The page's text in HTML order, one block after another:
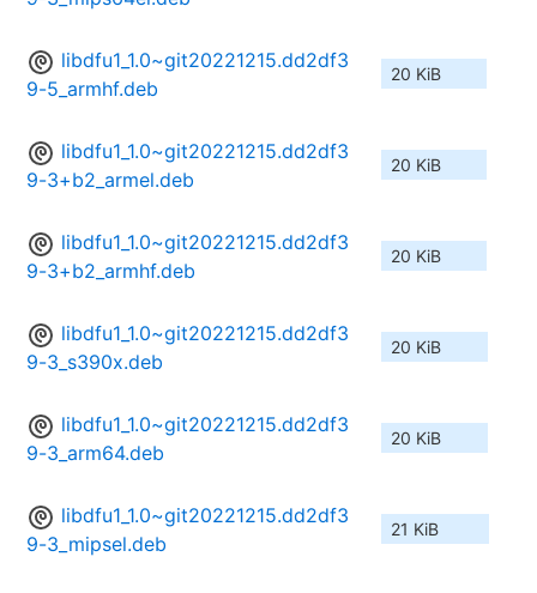
libdfu1_1.0~git20221215.dd2df3
9-5_armhf.deb
20 KiB
libdfu1_1.0~git20221215.dd2df3
9-3+b2_armel.deb
20 KiB
libdfu1_1.0~git20221215.dd2df3
9-3+b2_armhf.deb
20 KiB
libdfu1_1.0~git20221215.dd2df3
9-3_s390x.deb
20 KiB
libdfu1_1.0~git20221215.dd2df3
9-3_arm64.deb
20 KiB
libdfu1_1.0~git20221215.dd2df3
9-3_mipsel.deb
21 KiB